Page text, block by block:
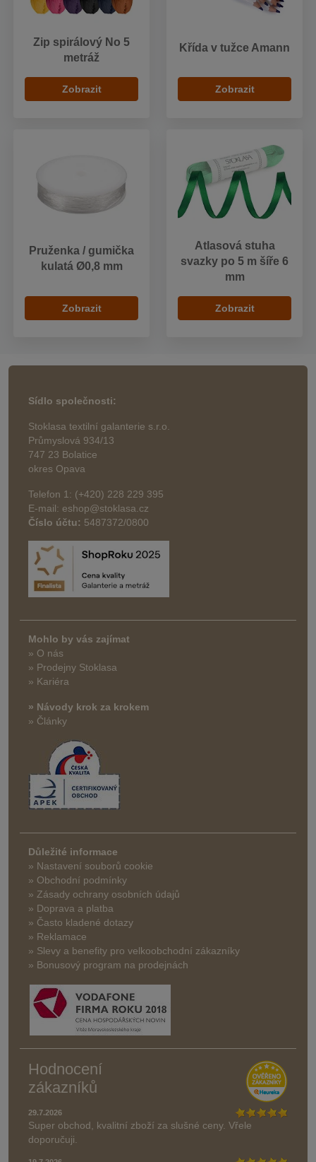
Zip spirálový No 5
metráž
Zobrazit
Křída v tužce Amann
Zobrazit
Pruženka / gumička
kulatá Ø0,8 mm
Zobrazit
Atlasová stuha
svazky po 5 m šíře 6
mm
Zobrazit
Sídlo společnosti:
Stoklasa textilní galanterie s.r.o.
Průmyslová 934/13
747 23 Bolatice
okres Opava
Telefon 1: (+420) 228 229 395
E-mail: eshop@stoklasa.cz
Číslo účtu: 5487372/0800
Mohlo by vás zajímat
» O nás
» Prodejny Stoklasa
» Kariéra
» Návody krok za krokem
» Články
Důležité informace
» Nastavení souborů cookie
» Obchodní podmínky
» Zásady ochrany osobních údajů
» Doprava a platba
» Často kladené dotazy
» Reklamace
» Slevy a benefity pro velkoobchodní zákazníky
» Bonusový program na prodejnách
Hodnocení
zákazníků
29.7.2026
Super obchod, kvalitní zboží za slušné ceny. Vřele
doporučuji.